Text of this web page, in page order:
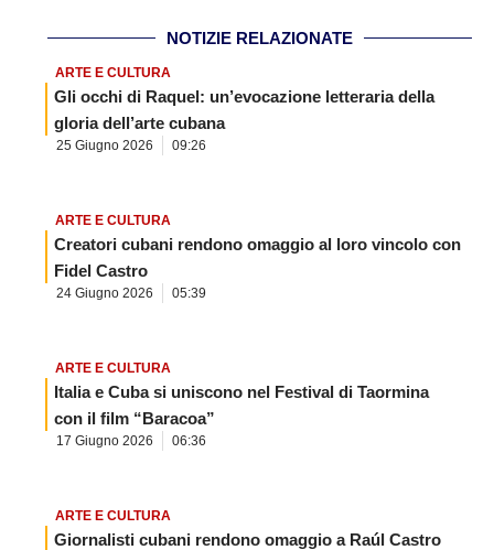
NOTIZIE RELAZIONATE
ARTE E CULTURA
Gli occhi di Raquel: un’evocazione letteraria della
gloria dell’arte cubana
25 Giugno 2026 09:26
ARTE E CULTURA
Creatori cubani rendono omaggio al loro vincolo con
Fidel Castro
24 Giugno 2026 05:39
ARTE E CULTURA
Italia e Cuba si uniscono nel Festival di Taormina
con il film “Baracoa”
17 Giugno 2026 06:36
ARTE E CULTURA
Giornalisti cubani rendono omaggio a Raúl Castro